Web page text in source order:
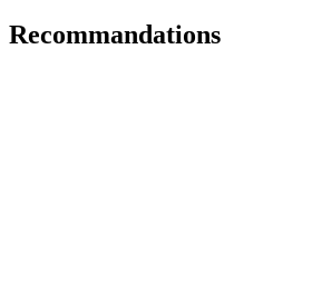
Recommandations